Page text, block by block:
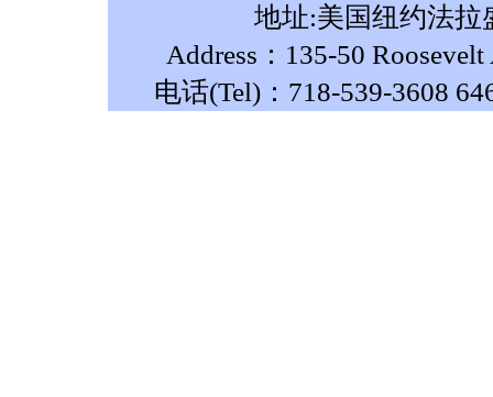
地址:美国纽约法拉
Address：135-50
电话(Tel)：718-539-3608